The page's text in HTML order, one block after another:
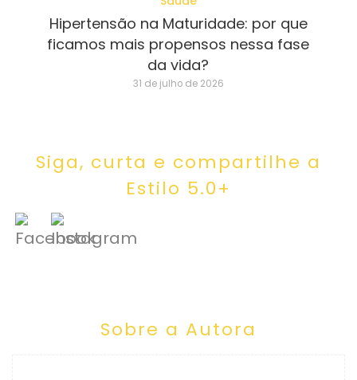
Hipertensão na Maturidade: por que
ficamos mais propensos nessa fase
da vida?
31 de julho de 2026
Siga, curta e compartilhe a
Estilo 5.0+
Sobre a Autora